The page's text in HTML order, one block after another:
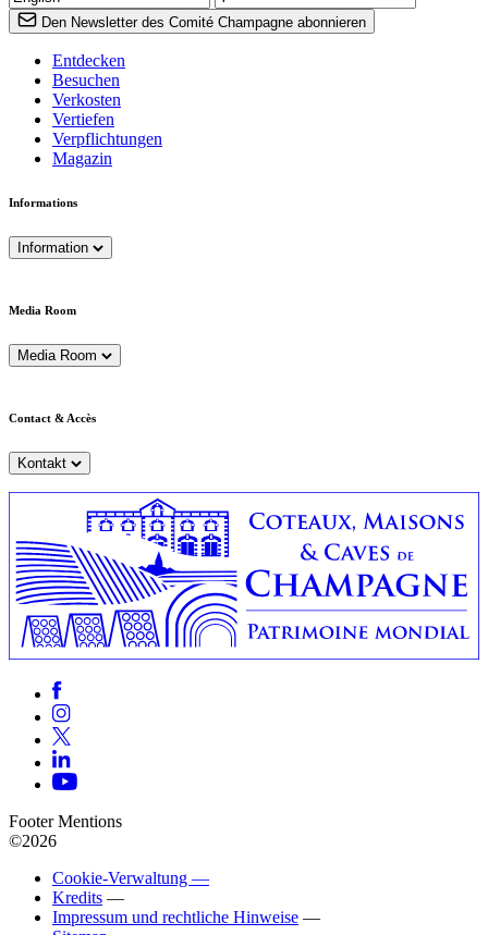
Den Newsletter des Comité Champagne abonnieren
Entdecken
Besuchen
Verkosten
Vertiefen
Verpflichtungen
Magazin
Informations
Information
Media Room
Media Room
Contact & Accès
Kontakt
Footer Mentions
©2026
Cookie-Verwaltung —
Kredits —
Impressum und rechtliche Hinweise —